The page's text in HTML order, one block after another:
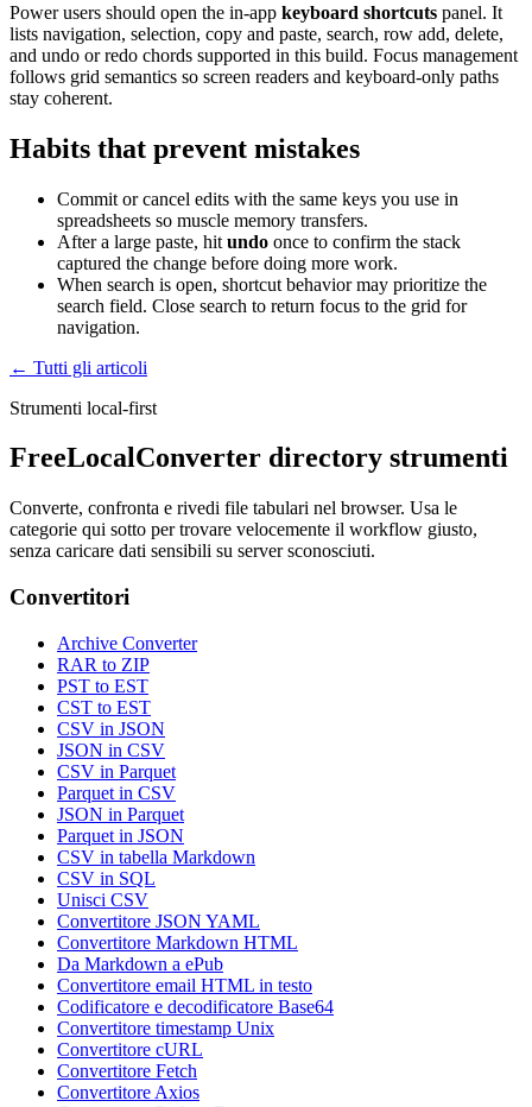
Power users should open the in-app keyboard shortcuts panel. It
lists navigation, selection, copy and paste, search, row add, delete,
and undo or redo chords supported in this build. Focus management
follows grid semantics so screen readers and keyboard-only paths
stay coherent.
Habits that prevent mistakes
Commit or cancel edits with the same keys you use in
spreadsheets so muscle memory transfers.
After a large paste, hit undo once to confirm the stack
captured the change before doing more work.
When search is open, shortcut behavior may prioritize the
search field. Close search to return focus to the grid for
navigation.
← Tutti gli articoli
Strumenti local-first
FreeLocalConverter directory strumenti
Converte, confronta e rivedi file tabulari nel browser. Usa le
categorie qui sotto per trovare velocemente il workflow giusto,
senza caricare dati sensibili su server sconosciuti.
Convertitori
Archive Converter
RAR to ZIP
PST to EST
CST to EST
CSV in JSON
JSON in CSV
CSV in Parquet
Parquet in CSV
JSON in Parquet
Parquet in JSON
CSV in tabella Markdown
CSV in SQL
Unisci CSV
Convertitore JSON YAML
Convertitore Markdown HTML
Da Markdown a ePub
Convertitore email HTML in testo
Codificatore e decodificatore Base64
Convertitore timestamp Unix
Convertitore cURL
Convertitore Fetch
Convertitore Axios